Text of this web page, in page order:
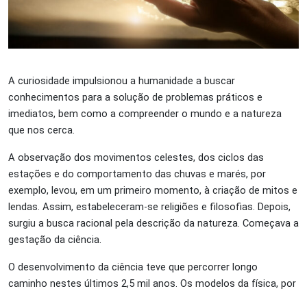
A curiosidade impulsionou a humanidade a buscar
conhecimentos para a solução de problemas práticos e
imediatos, bem como a compreender o mundo e a natureza
que nos cerca.
A observação dos movimentos celestes, dos ciclos das
estações e do comportamento das chuvas e marés, por
exemplo, levou, em um primeiro momento, à criação de mitos e
lendas. Assim, estabeleceram-se religiões e filosofias. Depois,
surgiu a busca racional pela descrição da natureza. Começava a
gestação da ciência.
O desenvolvimento da ciência teve que percorrer longo
caminho nestes últimos 2,5 mil anos. Os modelos da física, por